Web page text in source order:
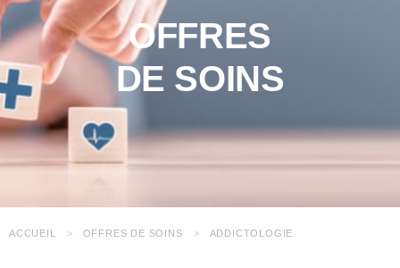
OFFRES
DE SOINS
ACCUEIL OFFRES DE SOINS ADDICTOLOGIE